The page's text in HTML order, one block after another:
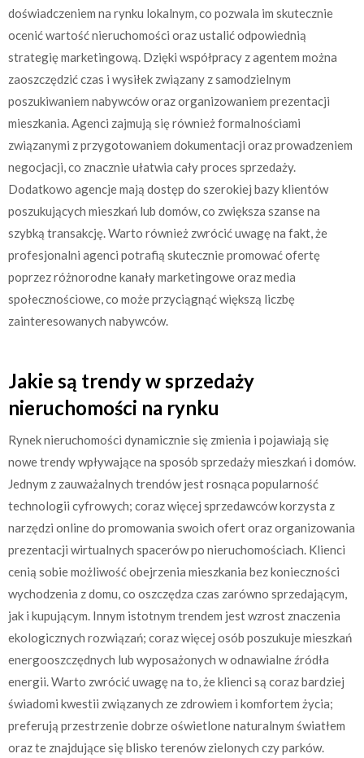
doświadczeniem na rynku lokalnym, co pozwala im skutecznie
ocenić wartość nieruchomości oraz ustalić odpowiednią
strategię marketingową. Dzięki współpracy z agentem można
zaoszczędzić czas i wysiłek związany z samodzielnym
poszukiwaniem nabywców oraz organizowaniem prezentacji
mieszkania. Agenci zajmują się również formalnościami
związanymi z przygotowaniem dokumentacji oraz prowadzeniem
negocjacji, co znacznie ułatwia cały proces sprzedaży.
Dodatkowo agencje mają dostęp do szerokiej bazy klientów
poszukujących mieszkań lub domów, co zwiększa szanse na
szybką transakcję. Warto również zwrócić uwagę na fakt, że
profesjonalni agenci potrafią skutecznie promować ofertę
poprzez różnorodne kanały marketingowe oraz media
społecznościowe, co może przyciągnąć większą liczbę
zainteresowanych nabywców.
Jakie są trendy w sprzedaży
nieruchomości na rynku
Rynek nieruchomości dynamicznie się zmienia i pojawiają się
nowe trendy wpływające na sposób sprzedaży mieszkań i domów.
Jednym z zauważalnych trendów jest rosnąca popularność
technologii cyfrowych; coraz więcej sprzedawców korzysta z
narzędzi online do promowania swoich ofert oraz organizowania
prezentacji wirtualnych spacerów po nieruchomościach. Klienci
cenią sobie możliwość obejrzenia mieszkania bez konieczności
wychodzenia z domu, co oszczędza czas zarówno sprzedającym,
jak i kupującym. Innym istotnym trendem jest wzrost znaczenia
ekologicznych rozwiązań; coraz więcej osób poszukuje mieszkań
energooszczędnych lub wyposażonych w odnawialne źródła
energii. Warto zwrócić uwagę na to, że klienci są coraz bardziej
świadomi kwestii związanych ze zdrowiem i komfortem życia;
preferują przestrzenie dobrze oświetlone naturalnym światłem
oraz te znajdujące się blisko terenów zielonych czy parków.